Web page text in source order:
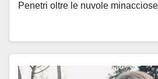
Penetri oltre le nuvole